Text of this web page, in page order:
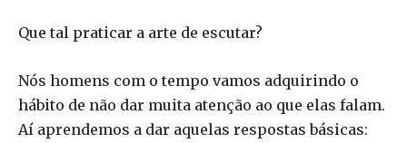
Que tal praticar a arte de escutar?
Nós homens com o tempo vamos adquirindo o
hábito de não dar muita atenção ao que elas falam.
Aí aprendemos a dar aquelas respostas básicas: